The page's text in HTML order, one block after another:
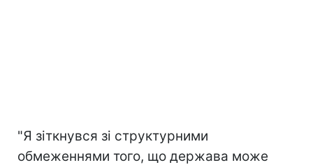
"Я зіткнувся зі структурними
обмеженнями того, що держава може